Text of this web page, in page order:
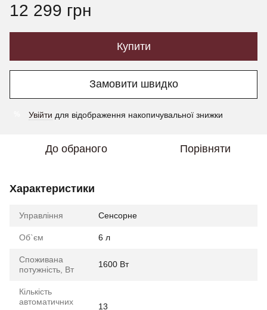
12 299 грн
Купити
Замовити швидко
Увійти для відображення накопичувальної знижки
До обраного Порівняти
Характеристики
Управління Сенсорне
Об`єм 6 л
Споживана
потужність, Вт
1600 Вт
Кількість
автоматичних
13